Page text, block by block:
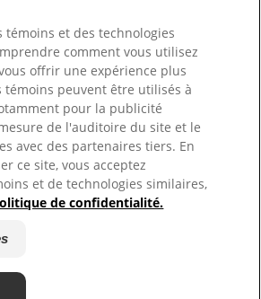
for Good.
Proud to be a
Certified B
Corporation®.
Inc.
témoins et des technologies
comment vous utilisez
offrir une expérience plus
témoins peuvent être utilisés à
pour la publicité
de l'auditoire du site et le
avec des partenaires tiers. En
ce site, vous acceptez
et de technologies similaires,
de confidentialité.